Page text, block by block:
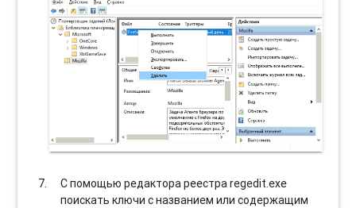
С помощью редактора реестра regedit.exe
поискать ключи с названием или содержащим